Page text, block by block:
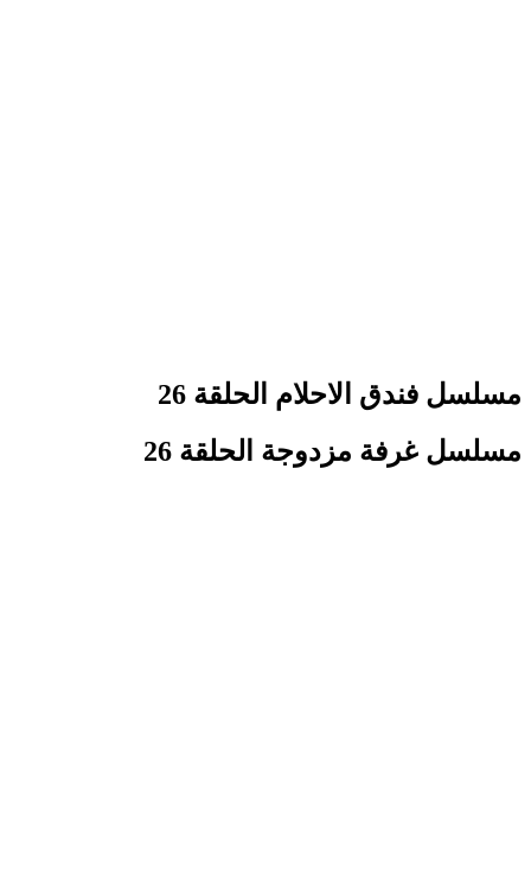
مسلسل فندق الاحلام الحلقة 26
مسلسل غرفة مزدوجة الحلقة 26